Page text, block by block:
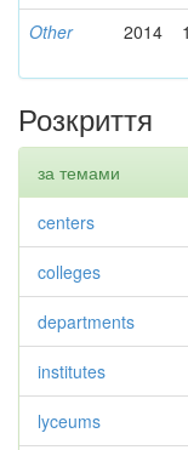
Other 2014
Розкриття
за темами
centers
colleges
departments
institutes
lyceums